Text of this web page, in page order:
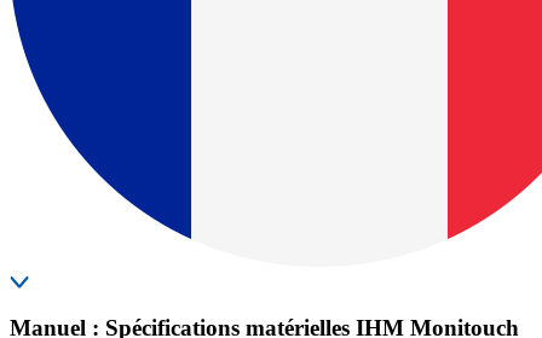
Manuel : Spécifications matérielles IHM Monitouch